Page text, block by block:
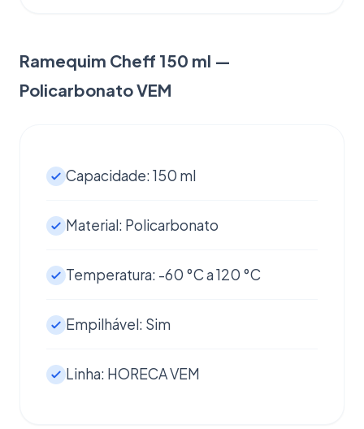
Ramequim Cheff 150 ml —
Policarbonato VEM
Capacidade: 150 ml
Material: Policarbonato
Temperatura: -60 °C a 120 °C
Empilhável: Sim
Linha: HORECA VEM